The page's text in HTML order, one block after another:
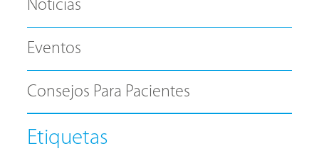
Noticias
Eventos
Consejos Para Pacientes
Etiquetas